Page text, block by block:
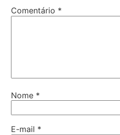
Comentário *
Nome *
E-mail *